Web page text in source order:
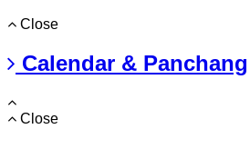
Close
Calendar & Panchang
Close